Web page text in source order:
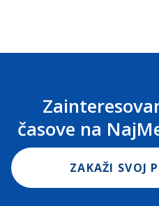
časove na
ZAKAŽI SVOJ